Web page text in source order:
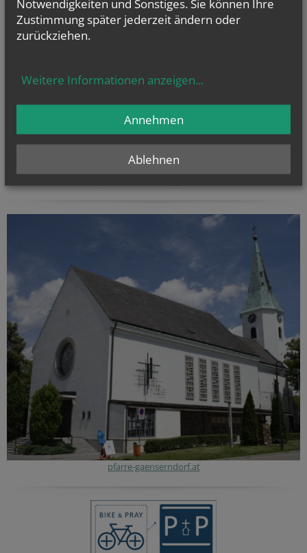
Seelsorgeraum
pfarre-gaenserndorf.at
Notwendigkeiten und Sonstiges. Sie können Ihre
Zustimmung später jederzeit ändern oder
zurückziehen.
Weitere Informationen anzeigen...
Ablehnen
Annehmen